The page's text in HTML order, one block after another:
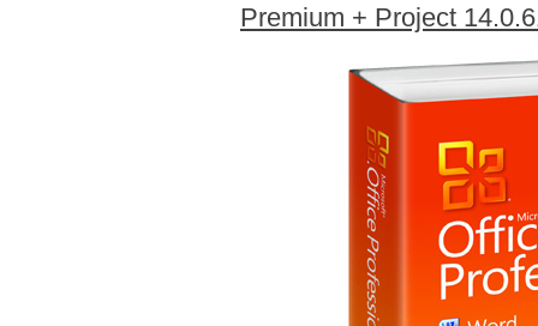
Premium + Project